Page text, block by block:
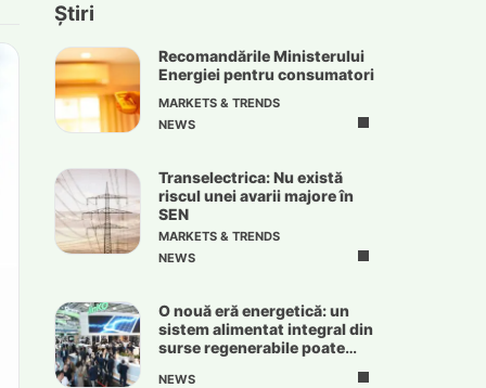
Știri
Recomandările Ministerului
Energiei pentru consumatori
MARKETS & TRENDS
NEWS
Transelectrica: Nu există
riscul unei avarii majore în
SEN
MARKETS & TRENDS
NEWS
O nouă eră energetică: un
sistem alimentat integral din
surse regenerabile poate
NEWS